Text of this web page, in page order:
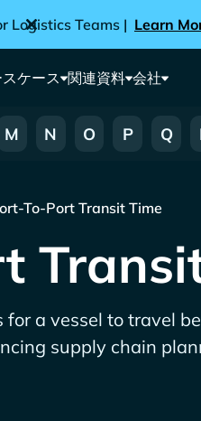
Logistics Teams | Learn
ケース 関連資料 会社
M N O P Q
To-Port Transit Time
a vessel to travel
supply chain